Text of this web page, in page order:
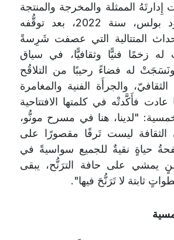
الممثلة والمخرجة والمنتجة
جوزيان جان كلود بولس، سنة 2022، بعد توقُّفه
المتتالية التي عصفت شَرِسةً
له زخمًا فنيًّا وثقافيًّا، في سياق
ونَسَجَتْ له فضاءً رحيبًا من التلاقُح
والجرأَة الفنية والمغامرة
عادت فأَكَّدتْه في كلمتها الافتتاحية
"لدينا، هنا في مسرح مونُّو،
الثقافة ليست تَرفًا مقصورًا على
حياةٍ نقيةٌ للجميع سواسيةً في
يمشي على حافة الترَنُّح، يبقى
ثابتة لا تَرَنُّحَ فيها".